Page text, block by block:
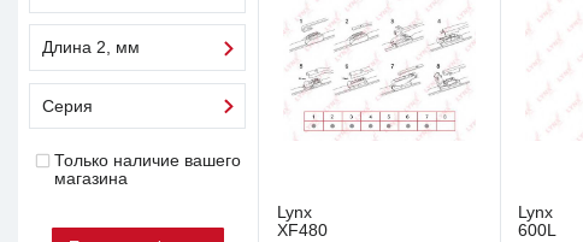
Длина 2, мм
Серия
Только наличие вашего
магазина
Lynx
XF480
Lynx
600L